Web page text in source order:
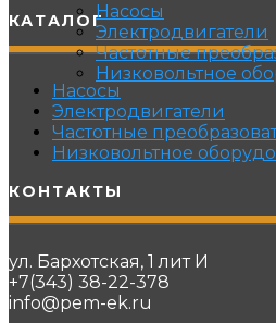
Насосы
Электродвигатели
Частотные
Низковольтное
КАТАЛОГ
Насосы
Электродвигатели
Частотные
Низковольтное
КОНТАКТЫ
ул. Бархотская, 1 лит И
+7(343) 38-22-378
info@pem-ek.ru